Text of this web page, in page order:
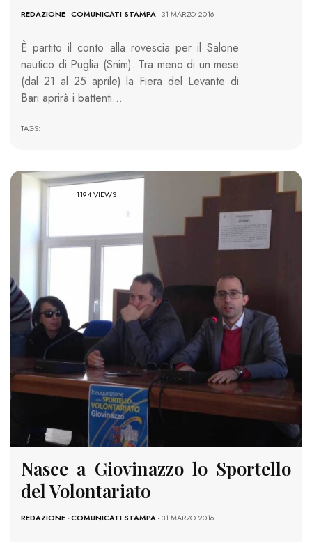
REDAZIONE-COMUNICATI STAMPA- 31 MARZO 2016
È partito il conto alla rovescia per il Salone
nautico di Puglia (Snim). Tra meno di un mese
(dal 21 al 25 aprile) la Fiera del Levante di
Bari aprirà i battenti…
TAGS:
1194 VIEWS
Nasce a Giovinazzo lo Sportello
del Volontariato
REDAZIONE-COMUNICATI STAMPA- 31 MARZO 2016